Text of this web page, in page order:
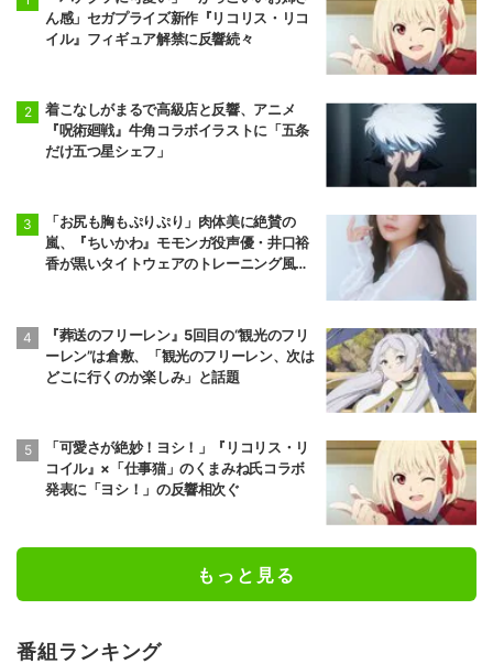
ん感」セガプライズ新作『リコリス・リコ
イル』フィギュア解禁に反響続々
着こなしがまるで高級店と反響、アニメ
『呪術廻戦』牛角コラボイラストに「五条
だけ五つ星シェフ」
「お尻も胸もぷりぷり」肉体美に絶賛の
嵐、『ちいかわ』モモンガ役声優・井口裕
香が黒いタイトウェアのトレーニング風景
『葬送のフリーレン』5回目の“観光のフリ
ーレン”は倉敷、「観光のフリーレン、次は
どこに行くのか楽しみ」と話題
「可愛さが絶妙！ヨシ！」『リコリス・リ
コイル』×「仕事猫」のくまみね氏コラボ
発表に「ヨシ！」の反響相次ぐ
もっと見る
番組ランキング